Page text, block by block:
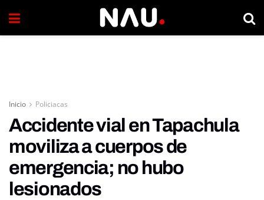
Inicio Policiacas
Accidente vial en Tapachula
moviliza a cuerpos de
emergencia; no hubo
lesionados